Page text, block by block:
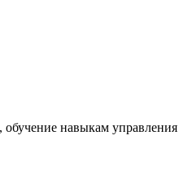
обучение навыкам